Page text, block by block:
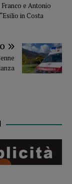
e Antonio
in Costa